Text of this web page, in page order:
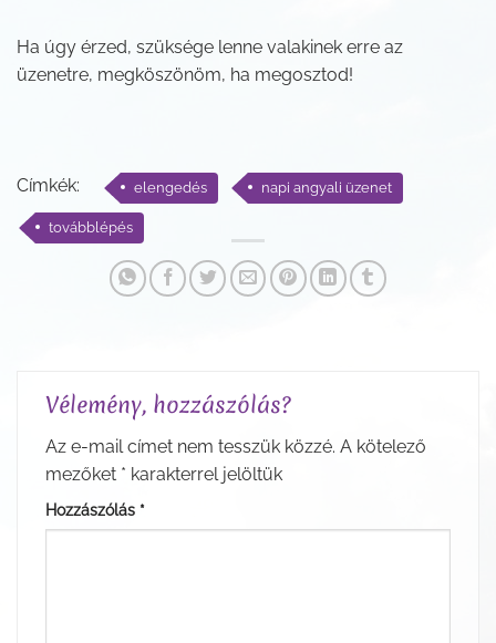
Ha úgy érzed, szüksége lenne valakinek erre az
üzenetre, megköszönöm, ha megosztod!
Címkék: elengedés napi angyali üzenet
továbblépés
Vélemény, hozzászólás?
Az e-mail címet nem tesszük közzé. A kötelező
mezőket * karakterrel jelöltük
Hozzászólás *